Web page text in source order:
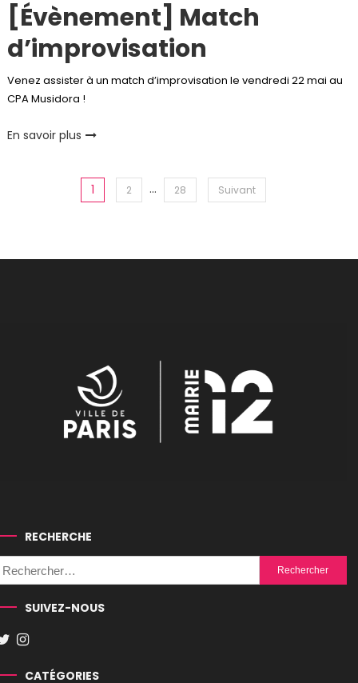
[Évènement] Match
d’improvisation
Venez assister à un match d’improvisation le vendredi 22 mai au
CPA Musidora !
En savoir plus
1 2 … 28 Suivant
RECHERCHE
Rechercher :
SUIVEZ-NOUS
CATÉGORIES